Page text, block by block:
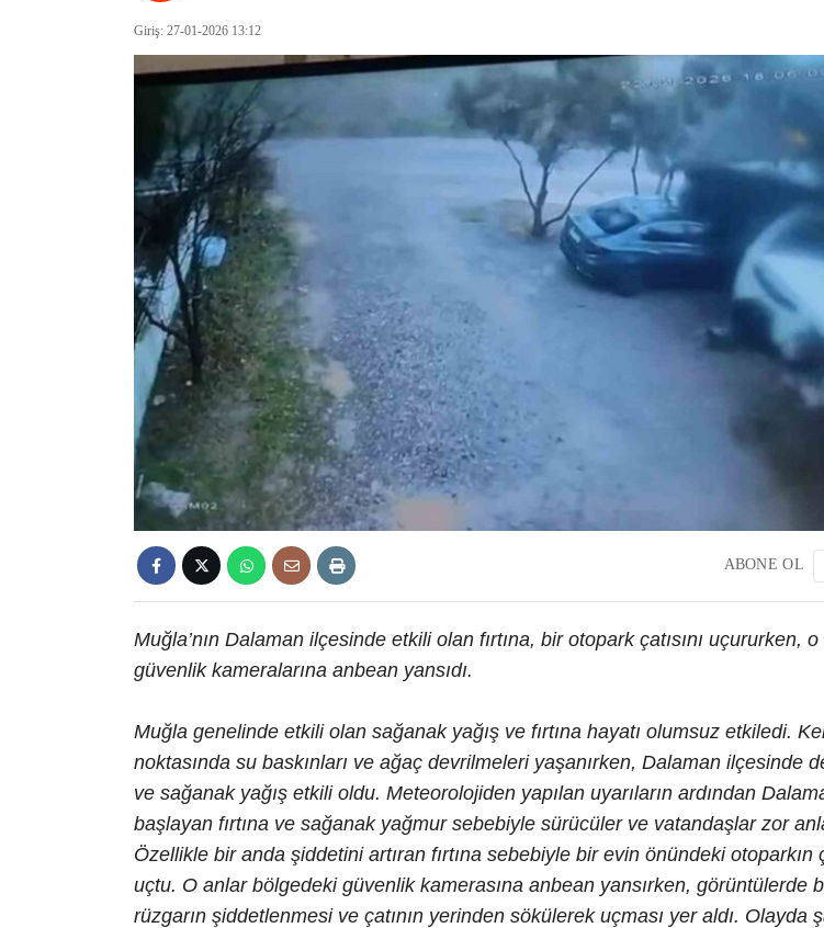
Giriş: 27-01-2026 13:12
ABONE OL
Muğla’nın Dalaman ilçesinde etkili olan fırtına, bir otopark çatısını uçururken,
güvenlik kameralarına anbean yansıdı.
Muğla genelinde etkili olan sağanak yağış ve fırtına hayatı olumsuz etkiledi.
noktasında su baskınları ve ağaç devrilmeleri yaşanırken, Dalaman ilçesinde
ve sağanak yağış etkili oldu. Meteorolojiden yapılan uyarıların ardından
başlayan fırtına ve sağanak yağmur sebebiyle sürücüler ve vatandaşlar zor
Özellikle bir anda şiddetini artıran fırtına sebebiyle bir evin önündeki otoparkın
uçtu. O anlar bölgedeki güvenlik kamerasına anbean yansırken, görüntülerde
rüzgarın şiddetlenmesi ve çatının yerinden sökülerek uçması yer aldı. Olayda